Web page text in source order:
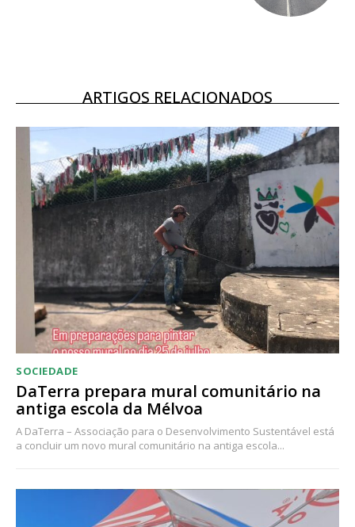
DIGITAL ANUAL
16€
12 meses
Acesso ao conteúdo online
Acesso aos conteúdos Exclusivos para
assinantes
Ofertas para assinatura anual
ARTIGOS RELACIONADOS
SOCIEDADE
DaTerra prepara mural comunitário na
antiga escola da Mélvoa
A DaTerra – Associação para o Desenvolvimento Sustentável está
a concluir um novo mural comunitário na antiga escola...